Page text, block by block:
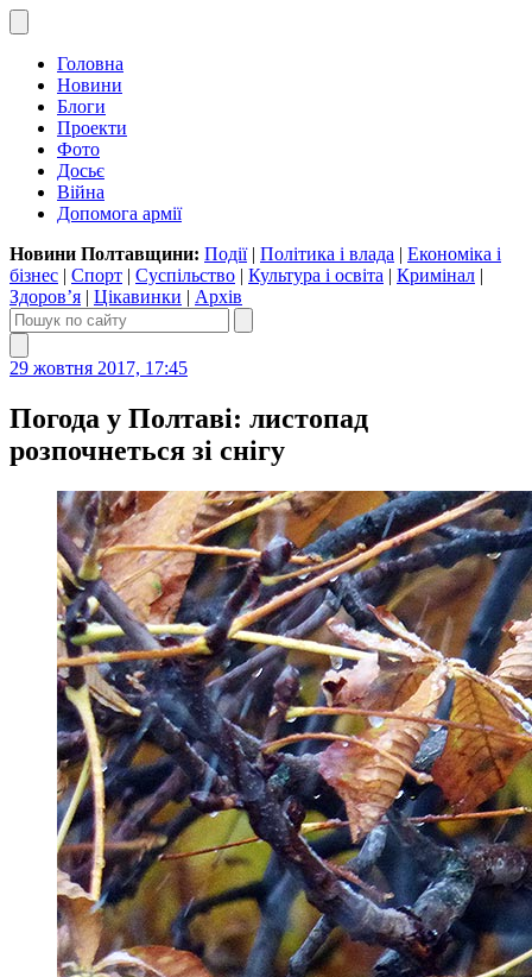
Головна
Новини
Блоги
Проекти
Фото
Досьє
Війна
Допомога армії
Новини Полтавщини: Події| Політика і влада | Економіка і
бізнес | Спорт | Суспільство | Культура і освіта | Кримінал |
Здоров’я | Цікавинки | Архів
29 жовтня 2017, 17:45
Погода у Полтаві: листопад
розпочнеться зі снігу